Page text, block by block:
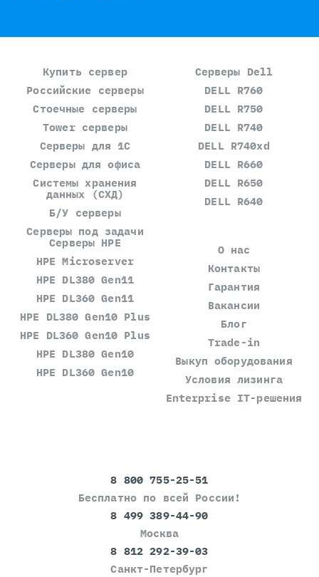
Купить сервер
Российские серверы
Стоечные серверы
Tower серверы
Серверы для 1С
Серверы для офиса
Системы хранения
данных (СХД)
Б/У серверы
Серверы под задачи
Серверы Dell
DELL R760
DELL R750
DELL R740
DELL R740xd
DELL R660
DELL R650
DELL R640
Серверы HPE
HPE Microserver
HPE DL380 Gen11
HPE DL360 Gen11
HPE DL380 Gen10 Plus
HPE DL360 Gen10 Plus
HPE DL380 Gen10
HPE DL360 Gen10
О нас
Контакты
Гарантия
Вакансии
Блог
Trade-in
Выкуп оборудования
Условия лизинга
Enterprise IT-решения
8 800 755-25-51
Бесплатно по всей России!
8 499 389-44-90
Москва
8 812 292-39-03
Санкт-Петербург